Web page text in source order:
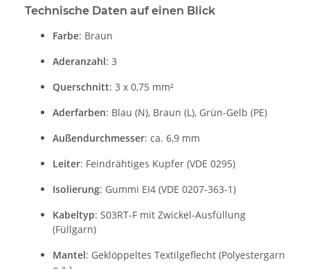
Technische Daten auf einen Blick
Farbe: Braun
Aderanzahl: 3
Querschnitt: 3 x 0,75 mm²
Aderfarben: Blau (N), Braun (L), Grün-Gelb (PE)
Außendurchmesser: ca. 6,9 mm
Leiter: Feindrähtiges Kupfer (VDE 0295)
Isolierung: Gummi EI4 (VDE 0207-363-1)
Kabeltyp: S03RT-F mit Zwickel-Ausfüllung
(Füllgarn)
Mantel: Geklöppeltes Textilgeflecht (Polyestergarn